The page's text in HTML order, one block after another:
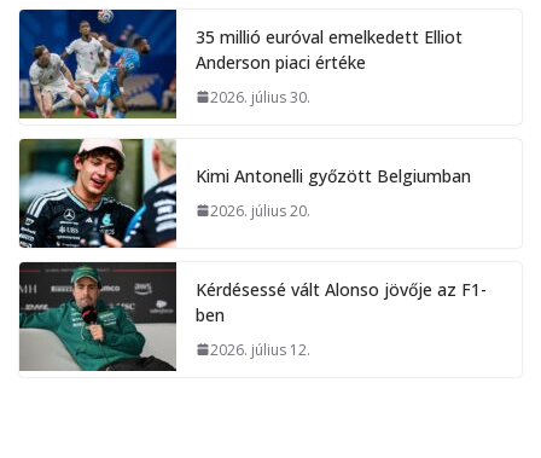
35 millió euróval emelkedett Elliot
Anderson piaci értéke
2026. július 30.
Kimi Antonelli győzött Belgiumban
2026. július 20.
Kérdésessé vált Alonso jövője az F1-
ben
2026. július 12.